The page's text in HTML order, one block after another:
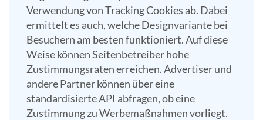
Verwendung von Tracking Cookies ab. Dabei
ermittelt es auch, welche Designvariante bei
Besuchern am besten funktioniert. Auf diese
Weise können Seitenbetreiber hohe
Zustimmungsraten erreichen. Advertiser und
andere Partner können über eine
standardisierte API abfragen, ob eine
Zustimmung zu Werbemaßnahmen vorliegt.